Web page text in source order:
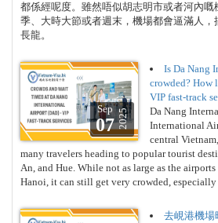
都係經呢度。雖然唔似胡志明市或者河內嘅
季、大時大節或者週末，機場都會逼滿人
長龍。
Sep
072025
Is Da Nang
crowded? How
VIP fast-track
Da Nang
International
central
many travelers heading to popular tourist
An, and Hue. While not as large as the
Hanoi, it can still get very crowded,
去峴港機場